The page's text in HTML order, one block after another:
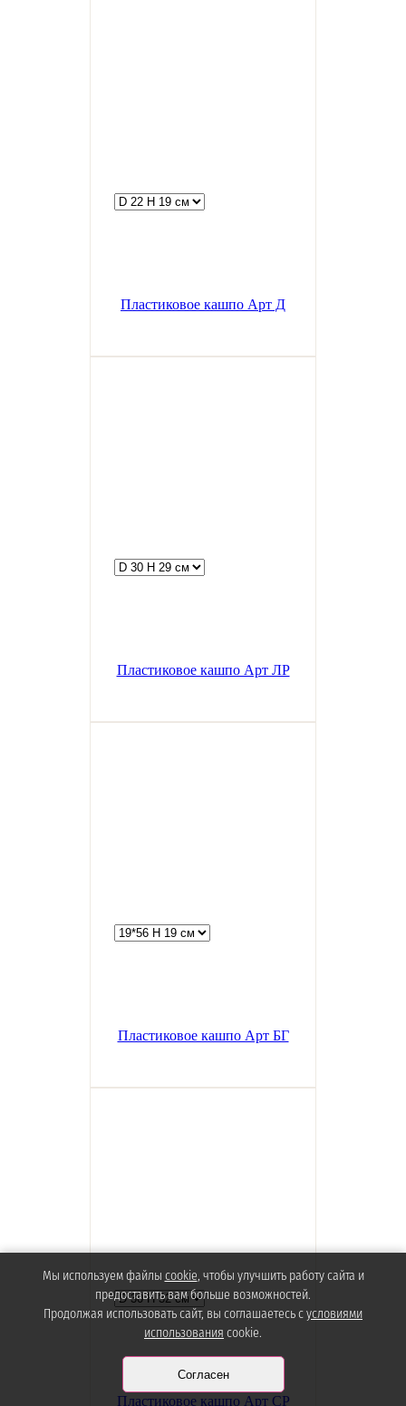
Пластиковое кашпо Арт Д
Пластиковое кашпо Арт ЛР
Пластиковое кашпо Арт БГ
Пластиковое кашпо Арт СР
Мы используем файлы cookie, чтобы улучшить работу сайта и
предоставить вам больше возможностей.
Продолжая использовать сайт, вы соглашаетесь сусловиями
использования cookie.
Согласен